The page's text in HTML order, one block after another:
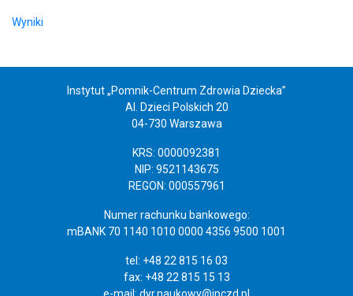
Wyniki
Instytut „Pomnik-Centrum Zdrowia Dziecka”
Al. Dzieci Polskich 20
04-730 Warszawa
KRS: 0000092381
NIP: 9521143675
REGON: 000557961
Numer rachunku bankowego:
mBANK 70 1140 1010 0000 4356 9500 1001
tel: +48 22 815 16 03
fax: +48 22 815 15 13